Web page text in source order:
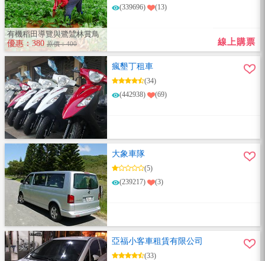
(339696)
(13)
線上購票
有機稻田導覽與鷺鷥林賞鳥
優惠：380 原價：400
瘋墾丁租車
(34)
(442938)
(69)
大象車隊
(5)
(239217)
(3)
亞福小客車租賃有限公司
(33)